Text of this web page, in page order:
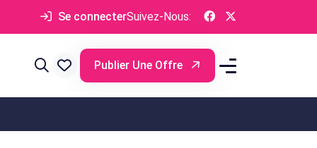
Se connecterSuivez-Nous:
Publier Une Offre